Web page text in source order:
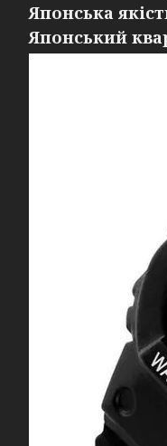
Японська
Японський